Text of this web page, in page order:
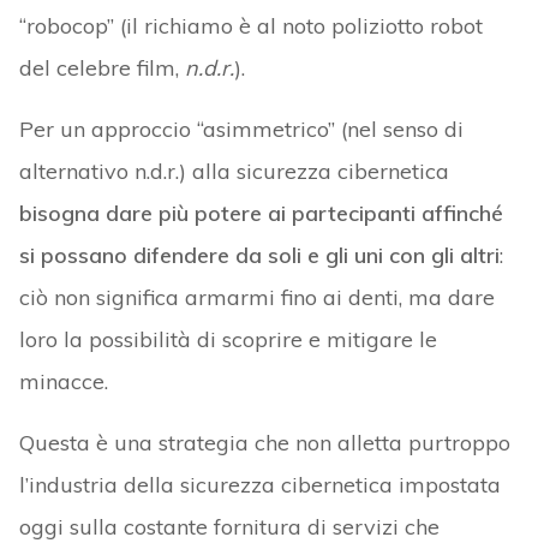
“robocop” (il richiamo è al noto poliziotto robot
del celebre film, n.d.r.).
Per un approccio “asimmetrico” (nel senso di
alternativo n.d.r.) alla sicurezza cibernetica
bisogna dare più potere ai partecipanti affinché
si possano difendere da soli e gli uni con gli altri:
ciò non significa armarmi fino ai denti, ma dare
loro la possibilità di scoprire e mitigare le
minacce.
Questa è una strategia che non alletta purtroppo
l’industria della sicurezza cibernetica impostata
oggi sulla costante fornitura di servizi che